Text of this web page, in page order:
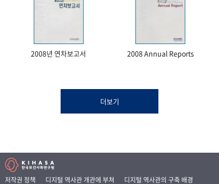
2008년 연차보고서 2008 Annual Reports
더보기
저작권 정책 디지털 역사관 개관에 부쳐 디지털 역사관의 구축 배경